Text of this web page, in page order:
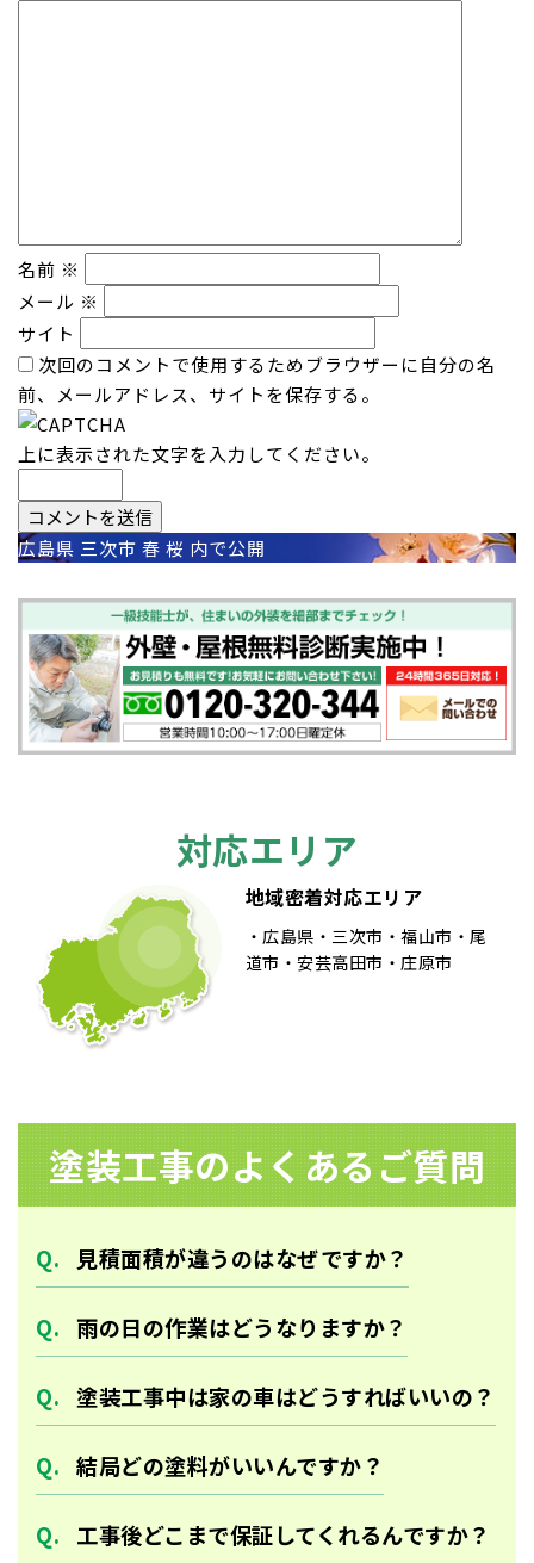
名前 ※
メール ※
サイト
次回のコメントで使用するためブラウザーに自分の名
前、メールアドレス、サイトを保存する。
上に表示された文字を入力してください。
投
稿
ナ
ビ
ゲ
広島県 三次市 春 桜 内で公開
対応エリア
地域密着対応エリア
広島県 三次市 福山市
尾
道市
安芸高田市 庄原市
塗装⼯事のよくあるご質問
見積面積が違うのはなぜですか？
雨の日の作業はどうなりますか？
塗装工事中は家の車はどうすればいいの？
結局どの塗料がいいんですか？
工事後どこまで保証してくれるんですか？